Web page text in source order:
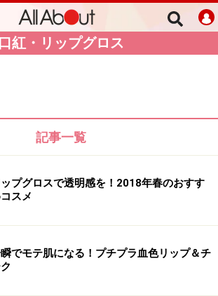
口紅・リップグロス
記事一覧
ップグロスで透明感を！2018年春のおすす
スメ
でモテ肌になる！プチプラ血色リップ＆チ